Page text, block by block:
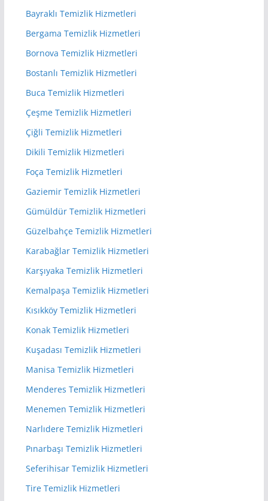
Bayraklı Temizlik Hizmetleri
Bergama Temizlik Hizmetleri
Bornova Temizlik Hizmetleri
Bostanlı Temizlik Hizmetleri
Buca Temizlik Hizmetleri
Çeşme Temizlik Hizmetleri
Çiğli Temizlik Hizmetleri
Dikili Temizlik Hizmetleri
Foça Temizlik Hizmetleri
Gaziemir Temizlik Hizmetleri
Gümüldür Temizlik Hizmetleri
Güzelbahçe Temizlik Hizmetleri
Karabağlar Temizlik Hizmetleri
Karşıyaka Temizlik Hizmetleri
Kemalpaşa Temizlik Hizmetleri
Kısıkköy Temizlik Hizmetleri
Konak Temizlik Hizmetleri
Kuşadası Temizlik Hizmetleri
Manisa Temizlik Hizmetleri
Menderes Temizlik Hizmetleri
Menemen Temizlik Hizmetleri
Narlıdere Temizlik Hizmetleri
Pınarbaşı Temizlik Hizmetleri
Seferihisar Temizlik Hizmetleri
Tire Temizlik Hizmetleri